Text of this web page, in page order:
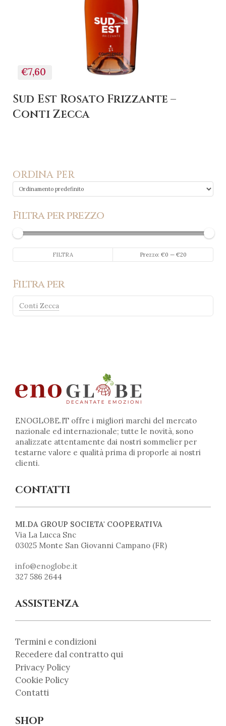
€7,60
Sud Est Rosato Frizzante –
Conti Zecca
ORDINA PER
Filtra per prezzo
Min
Max
FILTRA Prezzo: €0 — €20
Filtra per
Conti Zecca
ENOGLOBE.IT offre i migliori marchi del mercato
nazionale ed internazionale; tutte le novità, sono
analizzate attentamente dai nostri sommelier per
testarne valore e qualità prima di proporle ai nostri
clienti.
CONTATTI
MI.DA GROUP SOCIETA' COOPERATIVA
Via La Lucca Snc
03025 Monte San Giovanni Campano (FR)
info@enoglobe.it
327 586 2644
ASSISTENZA
Termini e condizioni
Recedere dal contratto qui
Privacy Policy
Cookie Policy
Contatti
SHOP